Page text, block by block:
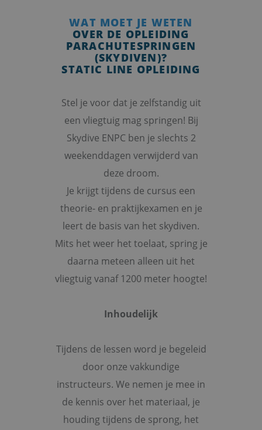
WAT MOET JE WETEN
OVER DE OPLEIDING
PARACHUTESPRINGEN
(SKYDIVEN)?
STATIC LINE OPLEIDING
Stel je voor dat je zelfstandig uit
een vliegtuig mag springen! Bij
Skydive ENPC ben je slechts 2
weekenddagen verwijderd van
deze droom.
Je krijgt tijdens de cursus een
theorie- en praktijkexamen en je
leert de basis van het skydiven.
Mits het weer het toelaat, spring je
daarna meteen alleen uit het
vliegtuig vanaf 1200 meter hoogte!
Inhoudelijk
Tijdens de lessen word je begeleid
door onze vakkundige
instructeurs. We nemen je mee in
de kennis over het materiaal, je
houding tijdens de sprong, het